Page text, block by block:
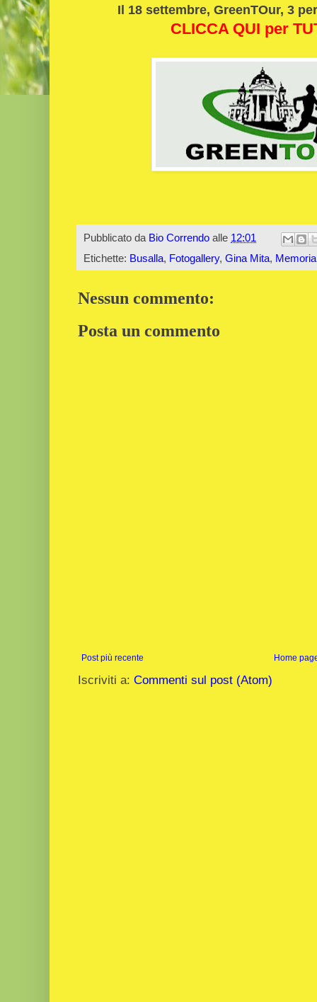
Il 18 settembre, GreenTOur, 3
CLICCA QUI per
Pubblicato da Bio Correndo alle 12:01
Etichette: Busalla, Fotogallery, Gina Mita,
Nessun commento:
Posta un commento
Post più recente Home
Iscriviti a: Commenti sul post (Atom)